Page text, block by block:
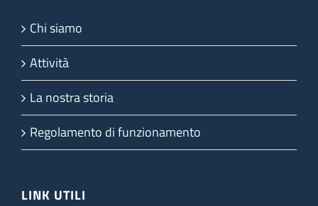
Chi siamo
Attività
La nostra storia
Regolamento di funzionamento
LINK UTILI